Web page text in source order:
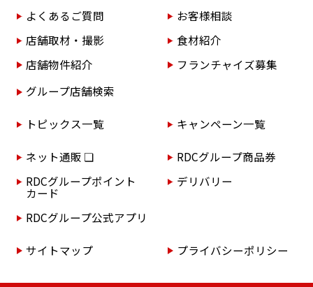
よくあるご質問
お客様相談
店舗取材・撮影
食材紹介
店舗物件紹介
フランチャイズ募集
グループ店舗検索
トピックス一覧 キャンペーン一覧
ネット通販 ❏
RDCグループ商品券
RDCグループポイント
カード
デリバリー
RDCグループ公式アプリ
サイトマップ プライバシーポリシー